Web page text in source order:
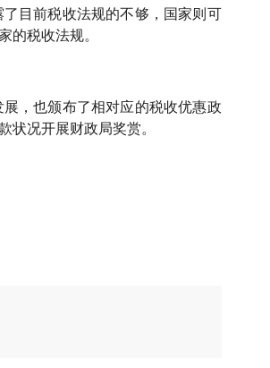
目前税收法规的不够，国家则可
的税收法规。
，也颁布了相对应的税收优惠政
状况开展财政局奖赏。